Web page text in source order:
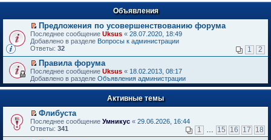
Объявления
П
е
р
й
т
и
к
п
в
о
м
у
Предложения по усовершенствованию форума
Последнее сообщение Uksus « 28.07.2020, 18:49
Добавлено в разделе Вопросы к администрации
Ответы: 32 1 2
П
е
р
е
т
и
к
п
Правила форума
Последнее сообщение Uksus « 18.02.2013, 08:17
Добавлено в разделе Объявления администрации
Активные темы
П
е
Флибуста
Последнее сообщение Умникус « 29.06.2026, 16:44
Ответы: 341 1 … 15 16 17 18